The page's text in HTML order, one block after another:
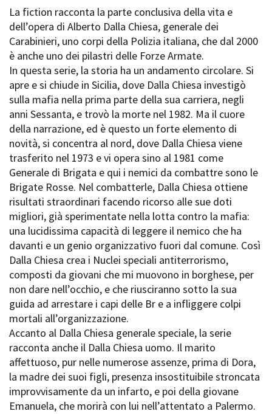
Spazi nella sede FCTP
Sala Casting
Sala Paolo Tenna
FILM FUNDS
Piemonte Film Tv Fund
Piemonte Film Tv
Development Fund
Piemonte Doc Film Fund
Short Film Fund
PRODUCTION GUIDE
Società di produzione
Strutture di servizio
Professionisti
Attrici-Attori
Beginners
LOCATION GUIDE
FILM DATABASE
BOOK DATABASE
NEWS
CASTING
Filmfestspiele Berlin
Festival de Cannes
Biografilm Festival - Bio to B
Industry Days
Locarno Film Festival
Mostra Internazionale d’Arte
Cinematografica Venezia
Toronto International Film
Festival
Festa del Cinema di Roma
Torino Film Festival
David di Donatello
Nastri d’Argento
Premio Solinas
STRUMENTI
Location - Accedi al tuo
profilo
Location - Nuovo utente
Newsletter
Lavora con noi
Stage - Tirocini - Scuola e
Lavoro
per affidamento lavori in
economia
La fiction racconta la parte conclusiva della vita e
dell’opera di Alberto Dalla Chiesa, generale dei
Carabinieri, uno corpi della Polizia italiana, che dal 2000
è anche uno dei pilastri delle Forze Armate.
In questa serie, la storia ha un andamento circolare. Si
apre e si chiude in Sicilia, dove Dalla Chiesa investigò
sulla mafia nella prima parte della sua carriera, negli
anni Sessanta, e trovò la morte nel 1982. Ma il cuore
della narrazione, ed è questo un forte elemento di
novità, si concentra al nord, dove Dalla Chiesa viene
trasferito nel 1973 e vi opera sino al 1981 come
Generale di Brigata e qui i nemici da combattre sono le
Brigate Rosse. Nel combatterle, Dalla Chiesa ottiene
risultati straordinari facendo ricorso alle sue doti
migliori, già sperimentate nella lotta contro la mafia:
una lucidissima capacità di leggere il nemico che ha
davanti e un genio organizzativo fuori dal comune. Così
Dalla Chiesa crea i Nuclei speciali antiterrorismo,
composti da giovani che mi muovono in borghese, per
non dare nell’occhio, e che riusciranno sotto la sua
guida ad arrestare i capi delle Br e a infliggere colpi
mortali all’organizzazione.
Accanto al Dalla Chiesa generale speciale, la serie
racconta anche il Dalla Chiesa uomo. Il marito
affettuoso, pur nelle numerose assenze, prima di Dora,
la madre dei suoi figli, presenza insostituibile stroncata
improvvisamente da un infarto, e poi della giovane
Emanuela, che morirà con lui nell’attentato a Palermo.